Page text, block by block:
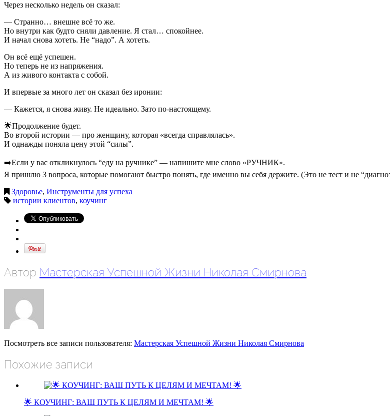
Через несколько недель он сказал:
— Странно… внешне всё то же.
Но внутри как будто сняли давление. Я стал… спокойнее.
И начал снова хотеть. Не “надо”. А хотеть.
Он всё ещё успешен.
Но теперь не из напряжения.
А из живого контакта с собой.
И впервые за много лет он сказал без иронии:
— Кажется, я снова живу. Не идеально. Зато по-настоящему.
🌟Продолжение будет.
Во второй истории — про женщину, которая «всегда справлялась».
И однажды поняла цену этой “силы”.
➡️Если у вас откликнулось “еду на ручнике” — напишите мне слово «РУЧНИК».
Я пришлю 3 вопроса, которые помогают быстро понять, где именно вы себя держите. (Это не тест и не
Здоровье, Инструменты для успеха
истории клиентов, коучинг
Автор Мастерская Успешной Жизни Николая Смирнова
Посмотреть все записи пользователя: Мастерская Успешной Жизни Николая Смирнова
Похожие записи
🌟 КОУЧИНГ: ВАШ ПУТЬ К ЦЕЛЯМ И МЕЧТАМ! 🌟